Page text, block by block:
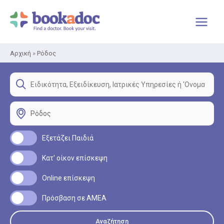
στο
περιεχόμενο
Αρχική » Ρόδος
Εξετάζει Παιδιά
Κατ' οίκον επίσκεψη
Online επίσκεψη
Πρόσβαση σε ΑΜΕΑ
Αναζήτηση